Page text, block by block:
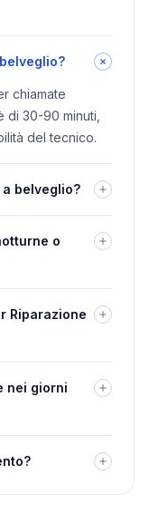
chiamate
di 30-90 minuti,
del tecnico.
belveglio?
o
Riparazione
nei giorni